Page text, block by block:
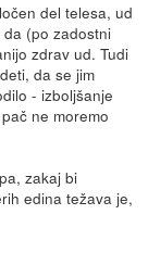
del telesa, ud
(po zadostni
zdrav ud. Tudi
da se jim
- izboljšanje
ne moremo
zakaj bi
edina težava je,